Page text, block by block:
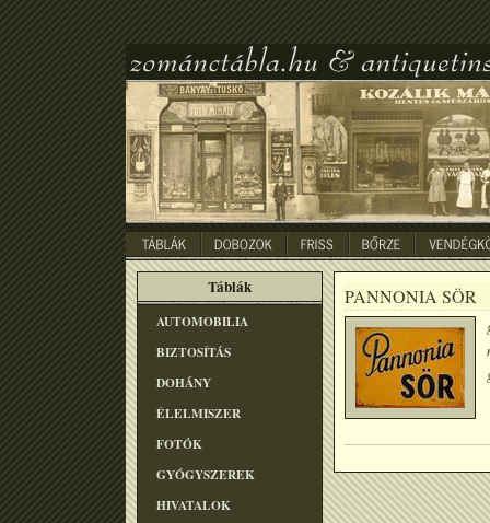
Táblák
AUTOMOBILIA
BIZTOSÍTÁS
DOHÁNY
ÉLELMISZER
FOTÓK
GYÓGYSZEREK
HIVATALOK
PANNONIA SÖR